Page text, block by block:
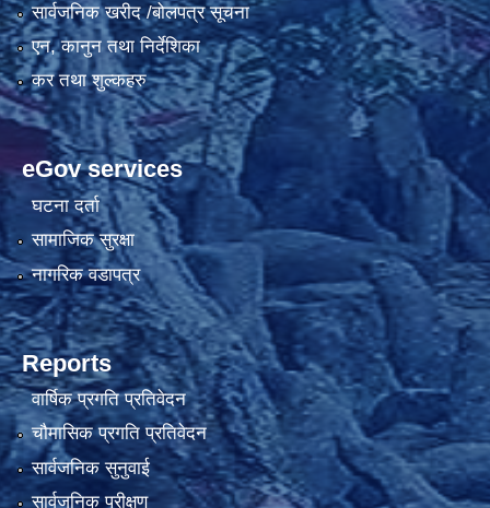
सार्वजनिक खरीद /बोलपत्र सूचना
एन, कानुन तथा निर्देशिका
कर तथा शुल्कहरु
eGov services
घटना दर्ता
सामाजिक सुरक्षा
नागरिक वडापत्र
Reports
वार्षिक प्रगति प्रतिवेदन
चौमासिक प्रगति प्रतिवेदन
सार्वजनिक सुनुवाई
सार्वजनिक परीक्षण